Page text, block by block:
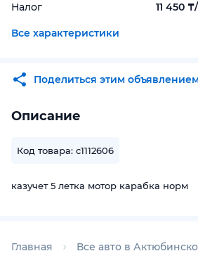
Налог
11 450
Все характеристики
Поделиться этим
Описание
Код товара: c1112606
казучет 5 летка мотор карабка норм
Главная Все авто в